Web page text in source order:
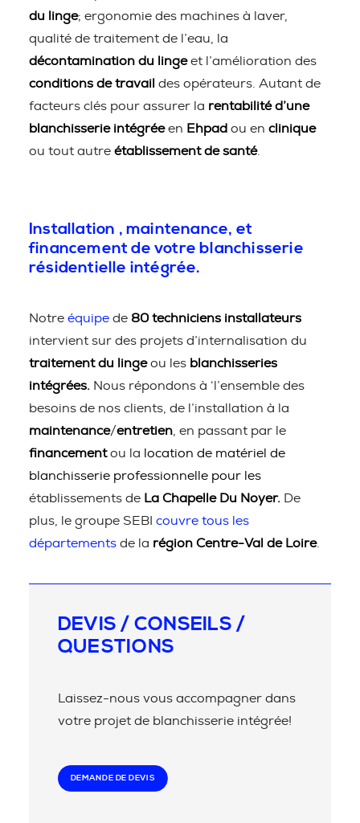
du linge; ergonomie des machines à laver,
qualité de traitement de l’eau, la
décontamination du lingeet l’amélioration des
conditions de travail des opérateurs. Autant de
facteurs clés pour assurer la rentabilité d’une
blanchisserie intégréeen Ehpad ou en clinique
ou tout autre établissement de santé.
Installation , maintenance, et
financement de votre blanchisserie
résidentielle intégrée.
Notre équipe de 80 techniciens installateurs
intervient sur des projets d’internalisation du
traitement du lingeou les blanchisseries
intégrées. Nous répondons à ‘l’ensemble des
besoins de nos clients, de l’installation à la
maintenance/entretien , en passant par le
financementou la location de matériel de
blanchisserie professionnelle pour les
établissements de La Chapelle Du Noyer. De
plus, le groupe SEBI couvre tous les
départements de la région Centre-Val de Loire.
DEVIS / CONSEILS /
QUESTIONS
Laissez-nous vous accompagner dans
votre projet de blanchisserie intégrée!
DEMANDE DE DEVIS